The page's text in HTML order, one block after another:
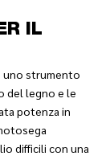
IL
uno strumento
del legno e le
potenza in
difficili con una